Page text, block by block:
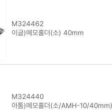
M324462
이글)메모홀더(소) 40mm
M324440
아톰)메모홀더(소/AMH-10/40mm)